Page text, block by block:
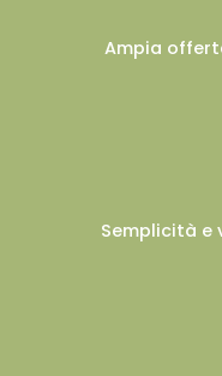
Ampia
Semplicità e